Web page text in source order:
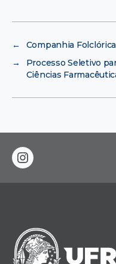
←
Companhia
→
Processo Seletivo
Ciências
instagram